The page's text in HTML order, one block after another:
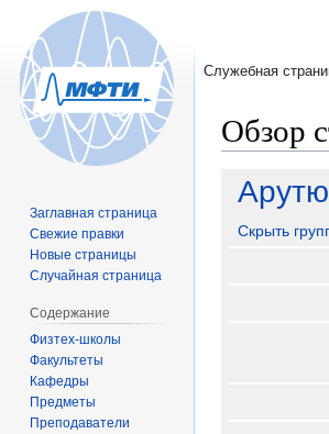
Обзор
Перейти
навигации
Перейти
поиску
Скрыть
Служебная
Заглавная страница
Свежие правки
Новые страницы
Случайная страница
Содержание
Физтех-школы
Факультеты
Кафедры
Предметы
Преподаватели